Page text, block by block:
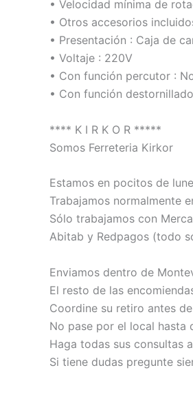
• Velocidad mínima de
• Otros accesorios
• Presentación : Caja de
• Voltaje : 220V
• Con función percutor :
• Con función
**** K I R K O R *****
Somos Ferreteria Kirkor
Estamos en pocitos de
Trabajamos normalmente
Sólo trabajamos con
Abitab y Redpagos (todo
Enviamos dentro de
El resto de las
Coordine su retiro antes
No pase por el local hasta
Haga todas sus consultas
Si tiene dudas pregunte